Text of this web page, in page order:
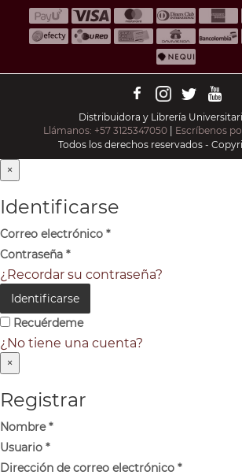
Distribuidora y Librería
Llámanos: +57 3125347050 | Escríbenos
Todos los derechos reservados -
×
Identificarse
Correo electrónico *
Contraseña *
¿Recordar su contraseña?
Identificarse
Recuérdeme
¿No tiene una cuenta?
×
Registrar
Nombre*
Usuario *
Dirección de correo electrónico *